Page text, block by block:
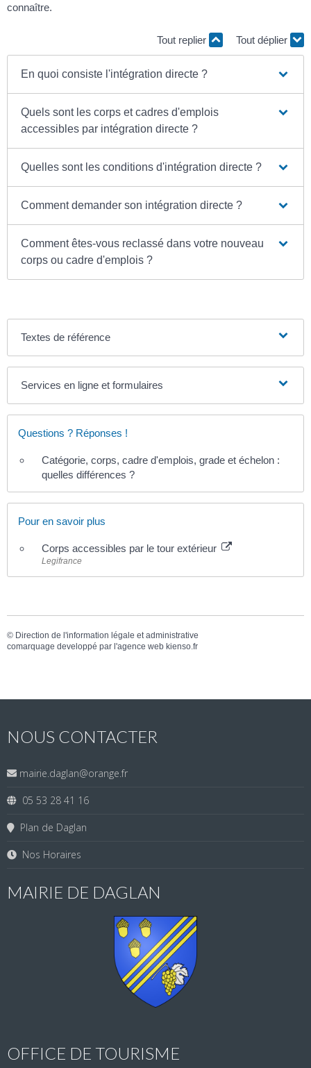
connaître.
Tout replier Tout déplier
En quoi consiste l'intégration directe ?
Quels sont les corps et cadres d'emplois
accessibles par intégration directe ?
Quelles sont les conditions d'intégration directe ?
Comment demander son intégration directe ?
Comment êtes-vous reclassé dans votre nouveau
corps ou cadre d'emplois ?
Textes de référence
Services en ligne et formulaires
Questions ? Réponses !
Catégorie, corps, cadre d'emplois, grade et échelon :
quelles différences ?
Pour en savoir plus
Corps accessibles par le tour extérieur
Legifrance
© Direction de l'information légale et administrative
comarquage developpé par l'agence web kienso.fr
NOUS CONTACTER
mairie.daglan@orange.fr
05 53 28 41 16
Plan de Daglan
Nos Horaires
MAIRIE DE DAGLAN
OFFICE DE TOURISME